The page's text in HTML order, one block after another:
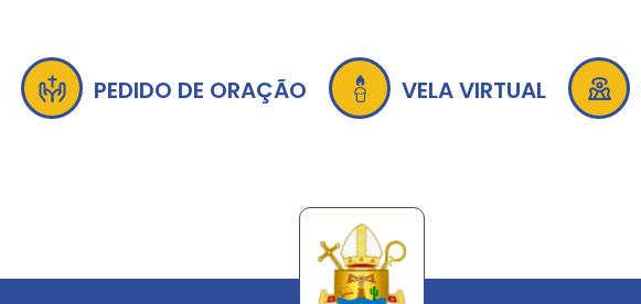
PEDIDO DE ORAÇÃO VELA VIRTUAL